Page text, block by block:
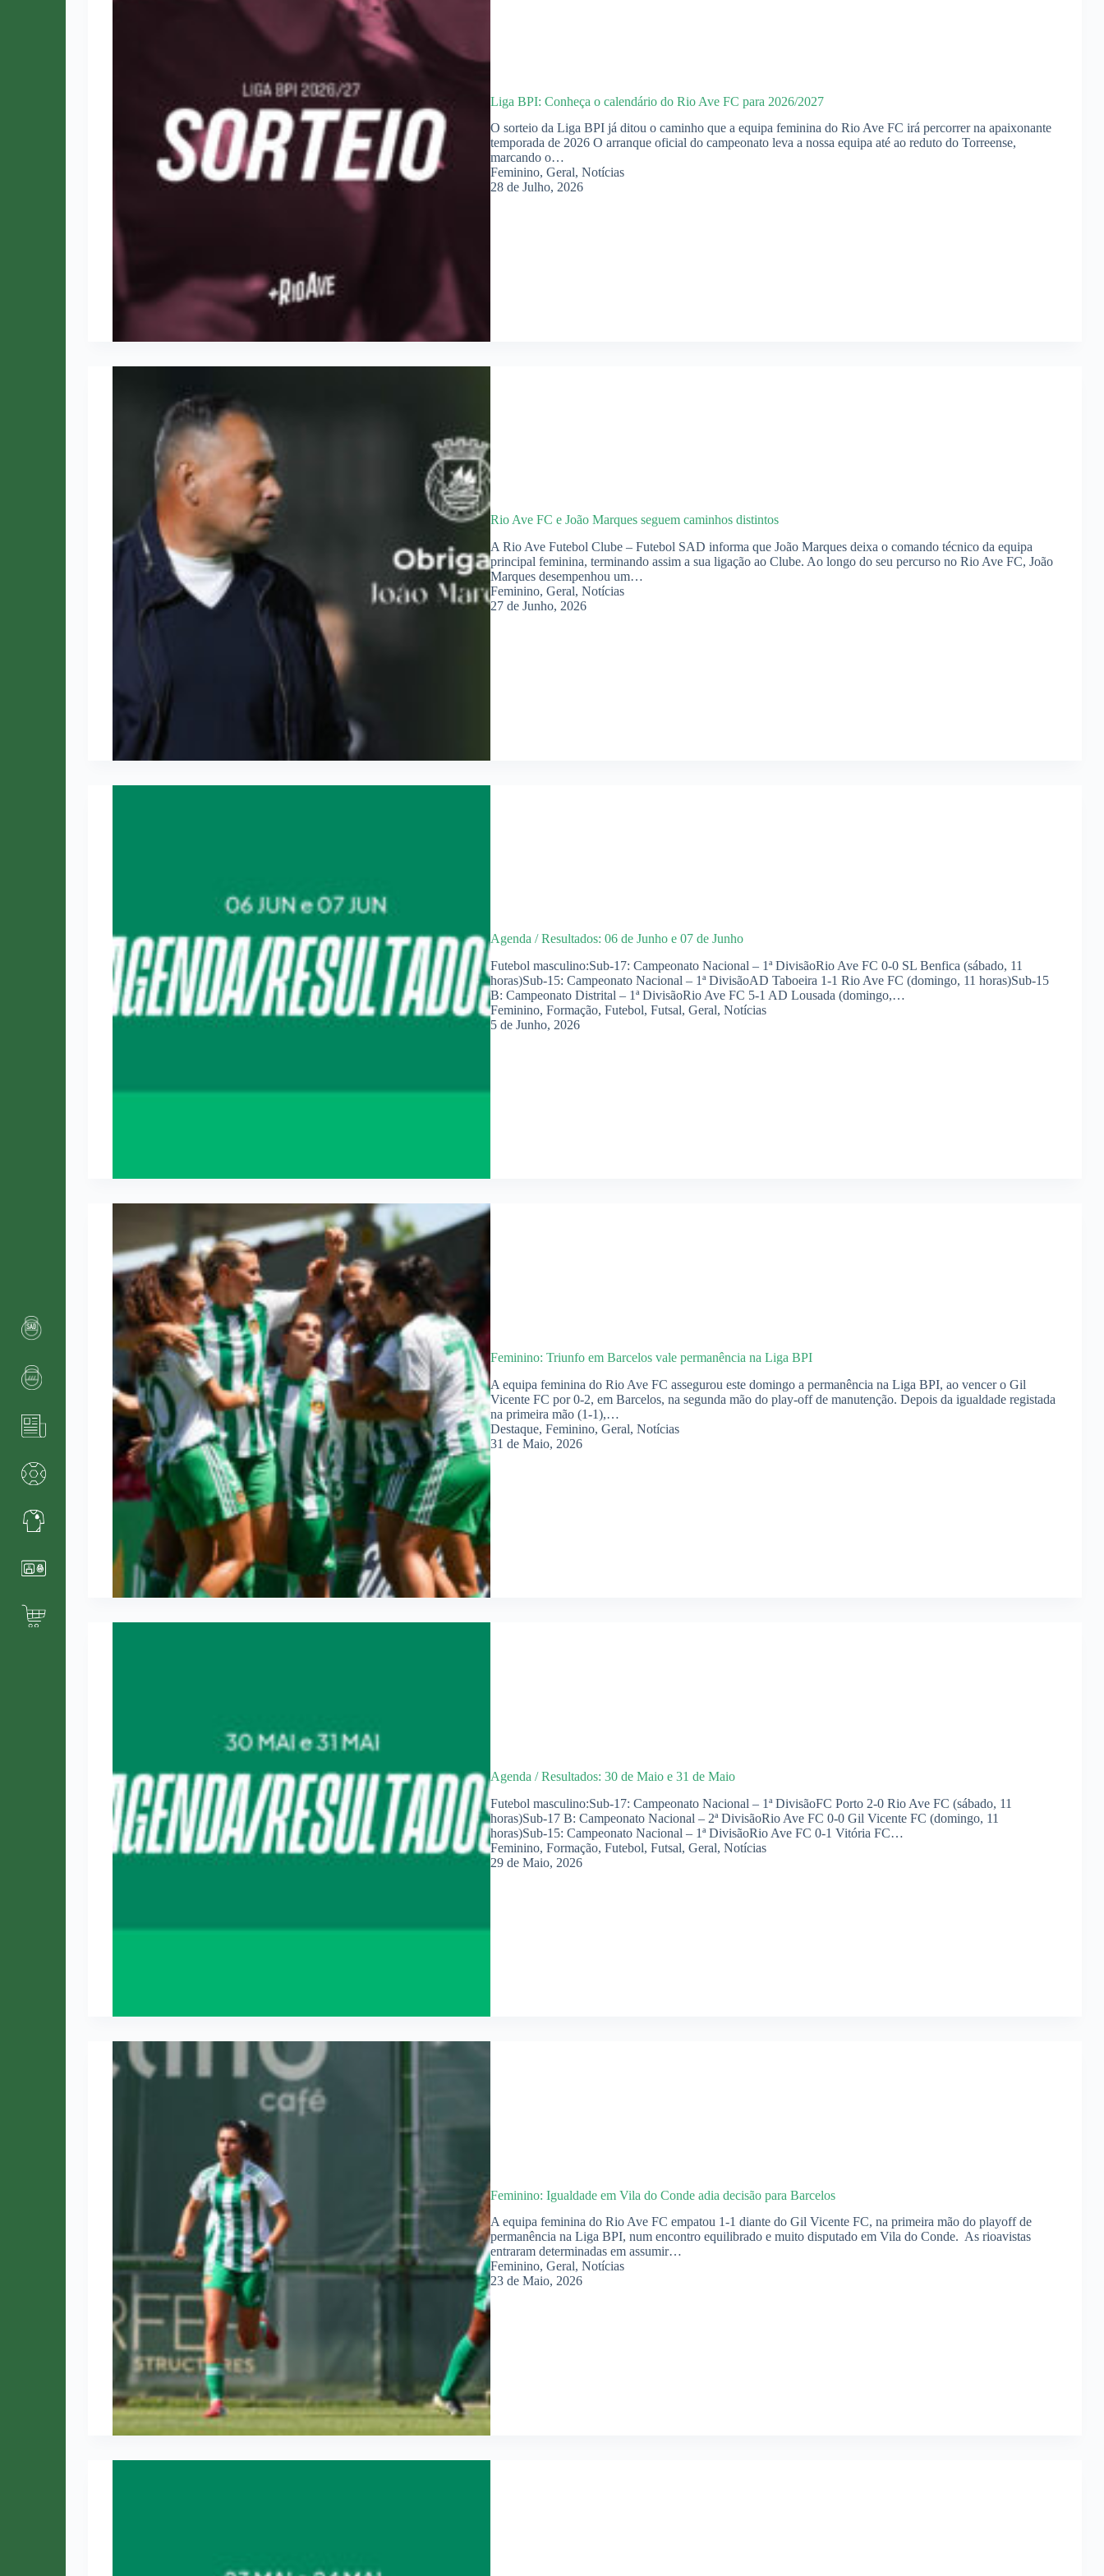
Liga BPI: Conheça o calendário do Rio Ave FC para 2026/2027
O sorteio da Liga BPI já ditou o caminho que a equipa feminina do Rio Ave FC irá percorrer na apaixonante
temporada de 2026 O arranque oficial do campeonato leva a nossa equipa até ao reduto do Torreense,
marcando o…
Feminino,Geral,Notícias
28 de Julho, 2026
Rio Ave FC e João Marques seguem caminhos distintos
A Rio Ave Futebol Clube – Futebol SAD informa que João Marques deixa o comando técnico da equipa
principal feminina, terminando assim a sua ligação ao Clube. Ao longo do seu percurso no Rio Ave FC, João
Marques desempenhou um…
Feminino,Geral,Notícias
27 de Junho, 2026
Agenda / Resultados: 06 de Junho e 07 de Junho
Futebol masculino:Sub-17: Campeonato Nacional – 1ª DivisãoRio Ave FC 0-0 SL Benfica (sábado, 11
horas)Sub-15: Campeonato Nacional – 1ª DivisãoAD Taboeira 1-1 Rio Ave FC (domingo, 11 horas)Sub-15
B: Campeonato Distrital – 1ª DivisãoRio Ave FC 5-1 AD Lousada (domingo,…
Feminino,Formação,Futebol,Futsal,Geral,Notícias
5 de Junho, 2026
Feminino: Triunfo em Barcelos vale permanência na Liga BPI
A equipa feminina do Rio Ave FC assegurou este domingo a permanência na Liga BPI, ao vencer o Gil
Vicente FC por 0-2, em Barcelos, na segunda mão do play-off de manutenção. Depois da igualdade registada
na primeira mão (1-1),…
Destaque,Feminino,Geral,Notícias
31 de Maio, 2026
Agenda / Resultados: 30 de Maio e 31 de Maio
Futebol masculino:Sub-17: Campeonato Nacional – 1ª DivisãoFC Porto 2-0 Rio Ave FC (sábado, 11
horas)Sub-17 B: Campeonato Nacional – 2ª DivisãoRio Ave FC 0-0 Gil Vicente FC (domingo, 11
horas)Sub-15: Campeonato Nacional – 1ª DivisãoRio Ave FC 0-1 Vitória FC…
Feminino,Formação,Futebol,Futsal,Geral,Notícias
29 de Maio, 2026
Feminino: Igualdade em Vila do Conde adia decisão para Barcelos
A equipa feminina do Rio Ave FC empatou 1-1 diante do Gil Vicente FC, na primeira mão do playoff de
permanência na Liga BPI, num encontro equilibrado e muito disputado em Vila do Conde. As rioavistas
entraram determinadas em assumir…
Feminino,Geral,Notícias
23 de Maio, 2026